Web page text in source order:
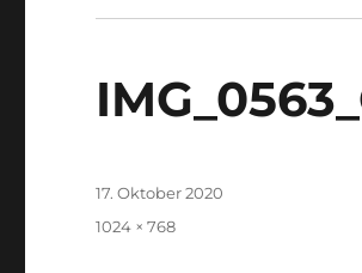
Veröffentlicht
17. Oktober 2020
Originalgröße
1024 × 768